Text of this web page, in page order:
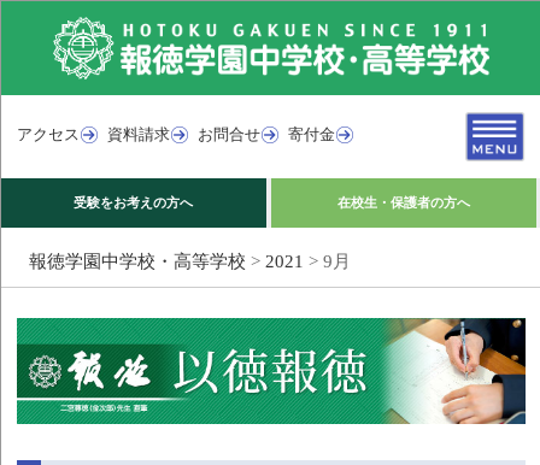
アクセス 資料請求 お問合せ 寄付金
受験をお考えの方へ 在校生・保護者の方へ
報徳学園中学校・高等学校 > 2021 > 9月